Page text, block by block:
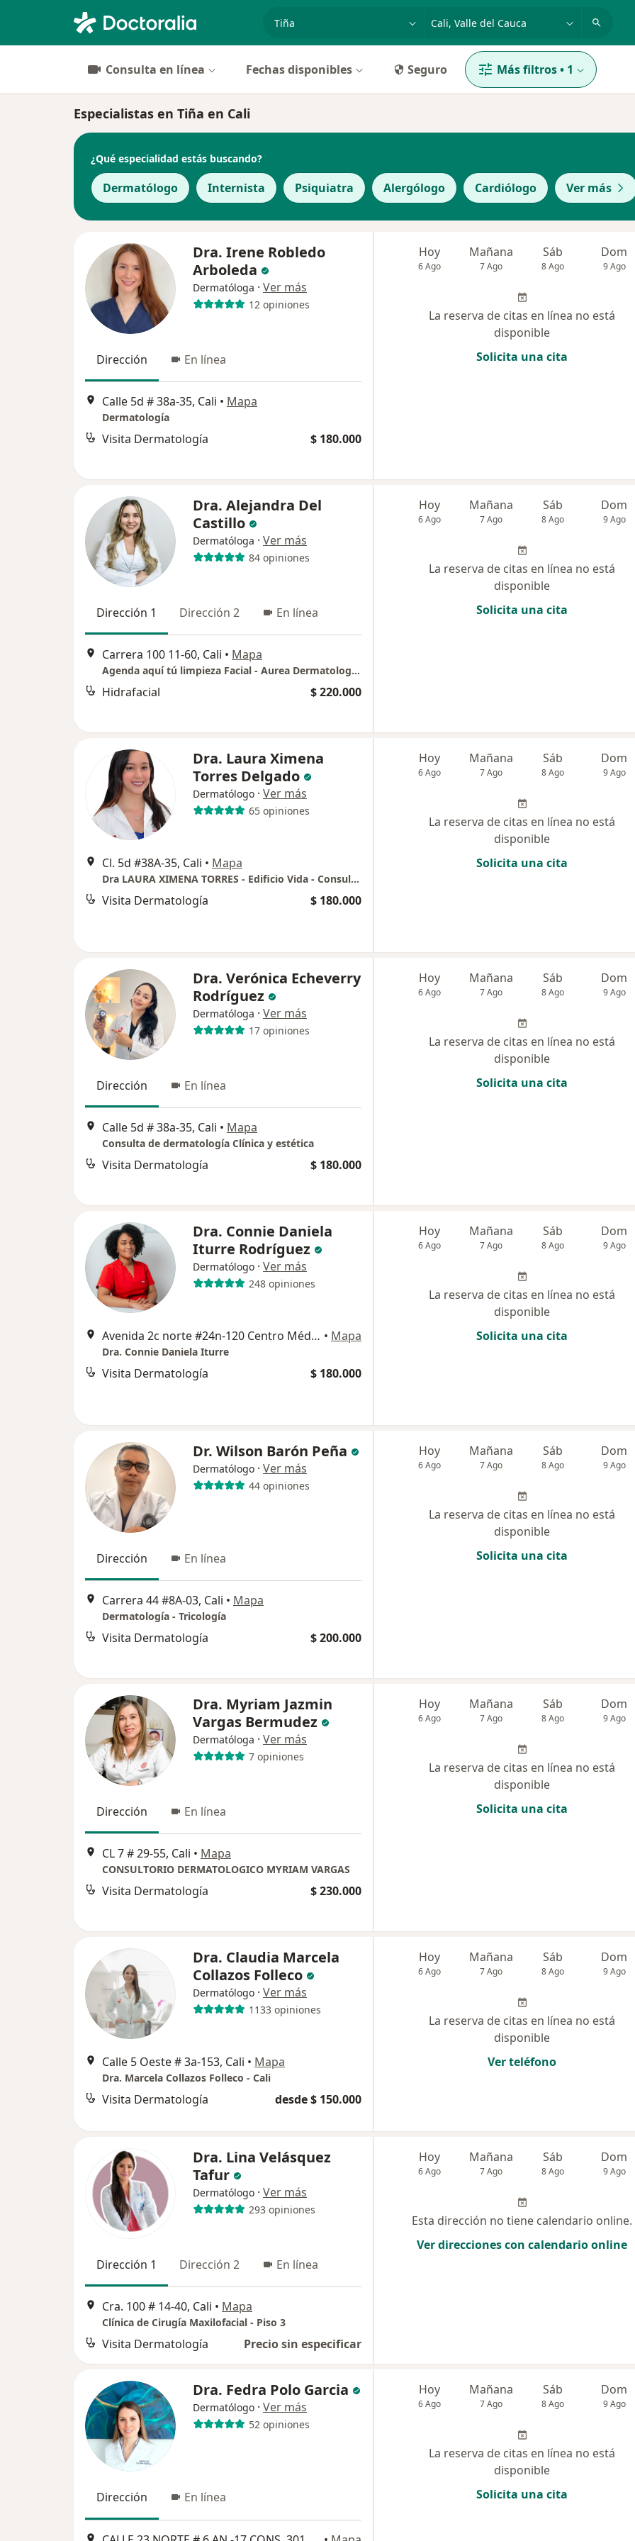
Consulta en línea Fechas disponibles Seguro Más filtros• 1
Especialistas en Tiña en Cali
¿Qué especialidad estás buscando?
Dermatólogo Internista Psiquiatra Alergólogo Cardiólogo Ver más
Dra. Irene Robledo
Arboleda
Dermatóloga · Ver más
12 opiniones
Dirección En línea
Calle 5d # 38a-35, Cali • Mapa
Dermatología
Visita Dermatología $ 180.000
Hoy
6 Ago
Mañana
7 Ago
Sáb
8 Ago
Dom
9 Ago
La reserva de citas en línea no está
disponible
Solicita una cita
Dra. Alejandra Del
Castillo
Dermatóloga · Ver más
84 opiniones
Dirección 1 Dirección 2 En línea
Carrera 100 11-60, Cali • Mapa
Agenda aquí tú limpieza Facial - Aurea Dermatology Clinic
Hidrafacial $ 220.000
Hoy
6 Ago
Mañana
7 Ago
Sáb
8 Ago
Dom
9 Ago
La reserva de citas en línea no está
disponible
Solicita una cita
Dra. Laura Ximena
Torres Delgado
Dermatólogo · Ver más
65 opiniones
Cl. 5d #38A-35, Cali • Mapa
Dra LAURA XIMENA TORRES - Edificio Vida - Consultorio 1043
Visita Dermatología $ 180.000
Hoy
6 Ago
Mañana
7 Ago
Sáb
8 Ago
Dom
9 Ago
La reserva de citas en línea no está
disponible
Solicita una cita
Dra. Verónica Echeverry
Rodríguez
Dermatóloga · Ver más
17 opiniones
Dirección En línea
Calle 5d # 38a-35, Cali • Mapa
Consulta de dermatología Clínica y estética
Visita Dermatología $ 180.000
Hoy
6 Ago
Mañana
7 Ago
Sáb
8 Ago
Dom
9 Ago
La reserva de citas en línea no está
disponible
Solicita una cita
Dra. Connie Daniela
Iturre Rodríguez
Dermatólogo · Ver más
248 opiniones
Avenida 2c norte #24n-120 Centro Médico Hipocrates, Consultorio 406, Cali • Mapa
Dra. Connie Daniela Iturre
Visita Dermatología $ 180.000
Hoy
6 Ago
Mañana
7 Ago
Sáb
8 Ago
Dom
9 Ago
La reserva de citas en línea no está
disponible
Solicita una cita
Dr. Wilson Barón Peña
Dermatólogo · Ver más
44 opiniones
Dirección En línea
Carrera 44 #8A-03, Cali • Mapa
Dermatología - Tricología
Visita Dermatología $ 200.000
Hoy
6 Ago
Mañana
7 Ago
Sáb
8 Ago
Dom
9 Ago
La reserva de citas en línea no está
disponible
Solicita una cita
Dra. Myriam Jazmin
Vargas Bermudez
Dermatóloga · Ver más
7 opiniones
Dirección En línea
CL 7 # 29-55, Cali • Mapa
CONSULTORIO DERMATOLOGICO MYRIAM VARGAS
Visita Dermatología $ 230.000
Hoy
6 Ago
Mañana
7 Ago
Sáb
8 Ago
Dom
9 Ago
La reserva de citas en línea no está
disponible
Solicita una cita
Dra. Claudia Marcela
Collazos Folleco
Dermatólogo · Ver más
1133 opiniones
Calle 5 Oeste # 3a-153, Cali • Mapa
Dra. Marcela Collazos Folleco - Cali
Visita Dermatología desde $ 150.000
Hoy
6 Ago
Mañana
7 Ago
Sáb
8 Ago
Dom
9 Ago
La reserva de citas en línea no está
disponible
Ver teléfono
Dra. Lina Velásquez
Tafur
Dermatólogo · Ver más
293 opiniones
Dirección 1 Dirección 2 En línea
Cra. 100 # 14-40, Cali • Mapa
Clínica de Cirugía Maxilofacial - Piso 3
Visita Dermatología Precio sin especificar
Hoy
6 Ago
Mañana
7 Ago
Sáb
8 Ago
Dom
9 Ago
Esta dirección no tiene calendario online.
Ver direcciones con calendario online
Dra. Fedra Polo Garcia
Dermatólogo · Ver más
52 opiniones
Dirección En línea
Hoy
6 Ago
Mañana
7 Ago
Sáb
8 Ago
Dom
9 Ago
La reserva de citas en línea no está
disponible
Solicita una cita